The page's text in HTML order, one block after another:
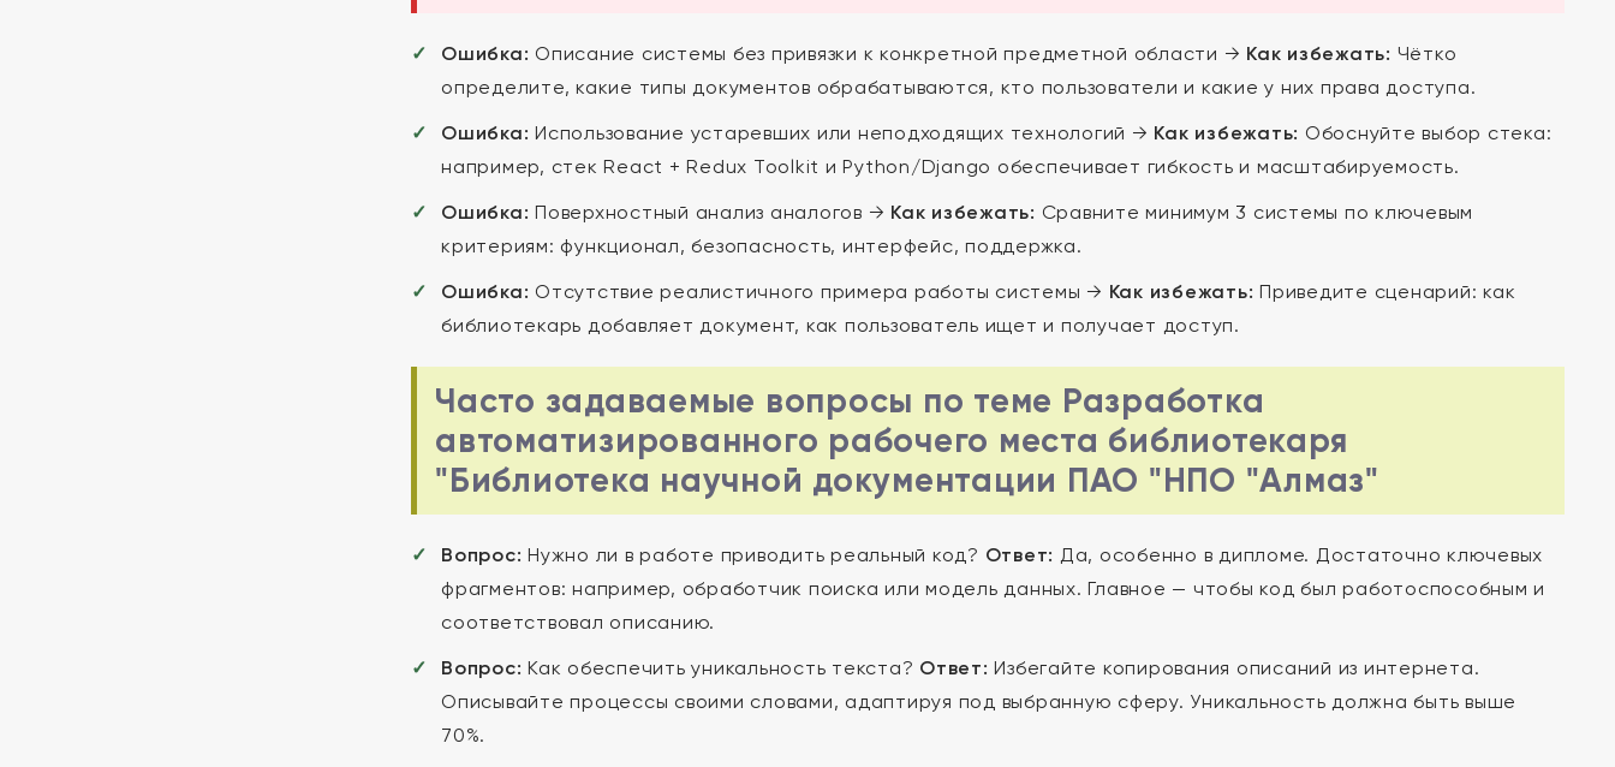
Ошибка: Описание системы без привязки к конкретной предметной области → Как избежать: Чётко
определите, какие типы документов обрабатываются, кто пользователи и какие у них права доступа.
Ошибка: Использование устаревших или неподходящих технологий → Как избежать: Обоснуйте выбор стека:
например, стек React + Redux Toolkit и Python/Django обеспечивает гибкость и масштабируемость.
Ошибка: Поверхностный анализ аналогов → Как избежать: Сравните минимум 3 системы по ключевым
критериям: функционал, безопасность, интерфейс, поддержка.
Ошибка: Отсутствие реалистичного примера работы системы → Как избежать: Приведите сценарий: как
библиотекарь добавляет документ, как пользователь ищет и получает доступ.
Часто задаваемые вопросы по теме Разработка
автоматизированного рабочего места библиотекаря
"Библиотека научной документации ПАО "НПО "Алмаз"
Вопрос: Нужно ли в работе приводить реальный код? Ответ: Да, особенно в дипломе. Достаточно ключевых
фрагментов: например, обработчик поиска или модель данных. Главное — чтобы код был работоспособным и
соответствовал описанию.
Вопрос: Как обеспечить уникальность текста? Ответ: Избегайте копирования описаний из интернета.
Описывайте процессы своими словами, адаптируя под выбранную сферу. Уникальность должна быть выше
70%.